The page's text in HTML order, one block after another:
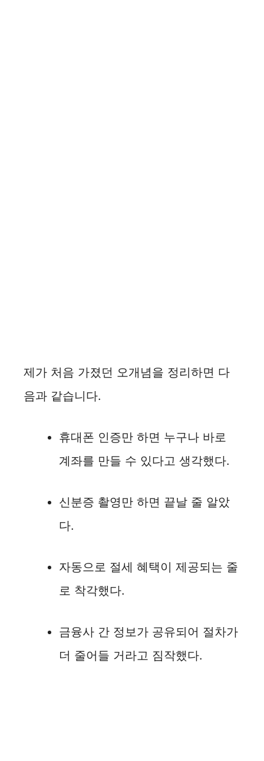
제가 처음 가졌던 오개념을 정리하면 다
음과 같습니다.
휴대폰 인증만 하면 누구나 바로
계좌를 만들 수 있다고 생각했다.
신분증 촬영만 하면 끝날 줄 알았
다.
자동으로 절세 혜택이 제공되는 줄
로 착각했다.
금융사 간 정보가 공유되어 절차가
더 줄어들 거라고 짐작했다.